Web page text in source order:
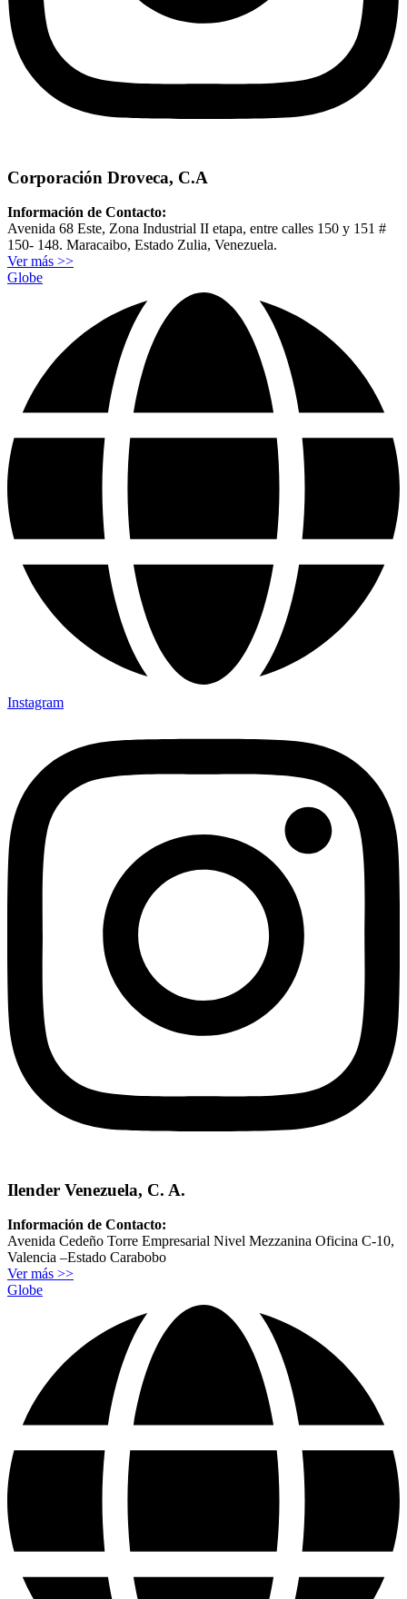
Corporación Droveca, C.A
Información de Contacto:
Avenida 68 Este, Zona Industrial II etapa, entre calles 150 y 151 #
150- 148. Maracaibo, Estado Zulia, Venezuela.
Ver más >>
Globe
Instagram
Ilender Venezuela, C. A.
Información de Contacto:
Avenida Cedeño Torre Empresarial Nivel Mezzanina Oficina C-10,
Valencia –Estado Carabobo
Ver más >>
Globe